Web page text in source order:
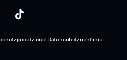
und Datenschutzrichtlinie